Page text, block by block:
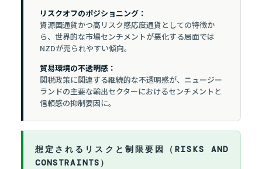
リスクオフのポジショニング：
資源国通貨かつ高リスク感応度通貨としての特徴か
ら、世界的な市場センチメントが悪化する局面では
NZDが売られやすい傾向。
貿易環境の不透明感：
関税政策に関連する継続的な不透明感が、ニュージー
ランドの主要な輸出セクターにおけるセンチメントと
信頼感の抑制要因に。
想定されるリスクと制限要因（RISKS AND
CONSTRAINTS）